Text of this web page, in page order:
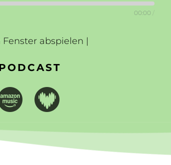
00:00 /
Fenster abspielen |